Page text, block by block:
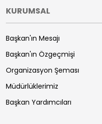
KURUMSAL
Başkan'ın Mesajı
Başkan'ın Özgeçmişi
Organizasyon Şeması
Müdürlüklerimiz
Başkan Yardımcıları